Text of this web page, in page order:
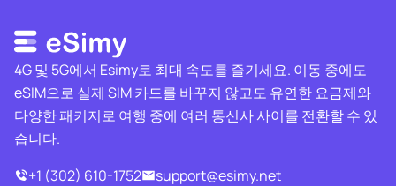
4G 및 5G에서 Esimy로 최대 속도를 즐기세요. 이동 중에도
eSIM으로 실제 SIM 카드를 바꾸지 않고도 유연한 요금제와
다양한 패키지로 여행 중에 여러 통신사 사이를 전환할 수 있
습니다.
+1 (302) 610-1752
support@esimy.net